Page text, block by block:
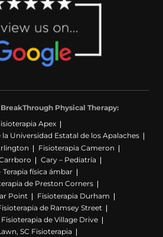
Physical Therapy:
Apex
Universidad Estatal de los Apalaches
Fisioterapia Cameron
Cary – Pediatría
Terapia física ámbar
de Preston Corners
Point
Fisioterapia Durham
de Ramsey Street
de Village Drive
SC Fisioterapia